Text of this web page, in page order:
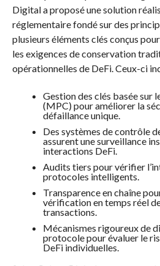
Digital a proposé une solution
réglementaire fondé sur des
plusieurs éléments clés conçus
les exigences de conservation
opérationnelles de DeFi. Ceux-ci
Gestion des clés basée sur
(MPC) pour améliorer la
défaillance unique.
Des systèmes de contrôle
assurent une surveillance
interactions DeFi.
Audits tiers pour vérifier
protocoles intelligents.
Transparence en chaîne
vérification en temps réel
transactions.
Mécanismes rigoureux de
protocole pour évaluer le
DeFi individuelles.